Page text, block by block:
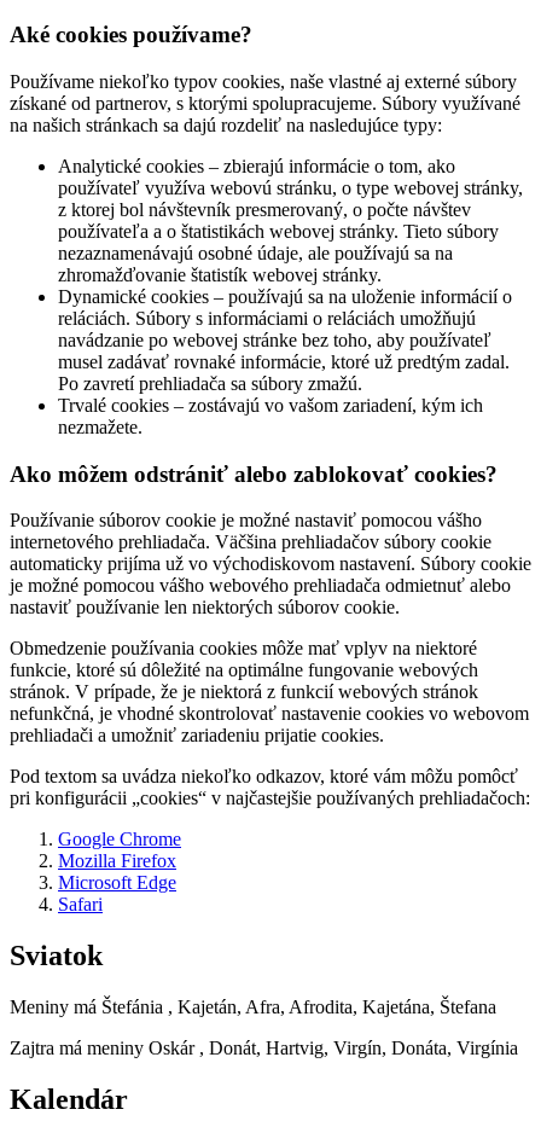
Aké cookies používame?
Používame niekoľko typov cookies, naše vlastné aj externé súbory
získané od partnerov, s ktorými spolupracujeme. Súbory využívané
na našich stránkach sa dajú rozdeliť na nasledujúce typy:
Analytické cookies – zbierajú informácie o tom, ako
používateľ využíva webovú stránku, o type webovej stránky,
z ktorej bol návštevník presmerovaný, o počte návštev
používateľa a o štatistikách webovej stránky. Tieto súbory
nezaznamenávajú osobné údaje, ale používajú sa na
zhromažďovanie štatistík webovej stránky.
Dynamické cookies – používajú sa na uloženie informácií o
reláciách. Súbory s informáciami o reláciách umožňujú
navádzanie po webovej stránke bez toho, aby používateľ
musel zadávať rovnaké informácie, ktoré už predtým zadal.
Po zavretí prehliadača sa súbory zmažú.
Trvalé cookies – zostávajú vo vašom zariadení, kým ich
nezmažete.
Ako môžem odstrániť alebo zablokovať cookies?
Používanie súborov cookie je možné nastaviť pomocou vášho
internetového prehliadača. Väčšina prehliadačov súbory cookie
automaticky prijíma už vo východiskovom nastavení. Súbory cookie
je možné pomocou vášho webového prehliadača odmietnuť alebo
nastaviť používanie len niektorých súborov cookie.
Obmedzenie používania cookies môže mať vplyv na niektoré
funkcie, ktoré sú dôležité na optimálne fungovanie webových
stránok. V prípade, že je niektorá z funkcií webových stránok
nefunkčná, je vhodné skontrolovať nastavenie cookies vo webovom
prehliadači a umožniť zariadeniu prijatie cookies.
Pod textom sa uvádza niekoľko odkazov, ktoré vám môžu pomôcť
pri konfigurácii „cookies“ v najčastejšie používaných prehliadačoch:
Google Chrome
Mozilla Firefox
Microsoft Edge
Safari
Sviatok
Meniny má Štefánia , Kajetán, Afra, Afrodita, Kajetána, Štefana
Zajtra má meniny Oskár , Donát, Hartvig, Virgín, Donáta, Virgínia
Kalendár